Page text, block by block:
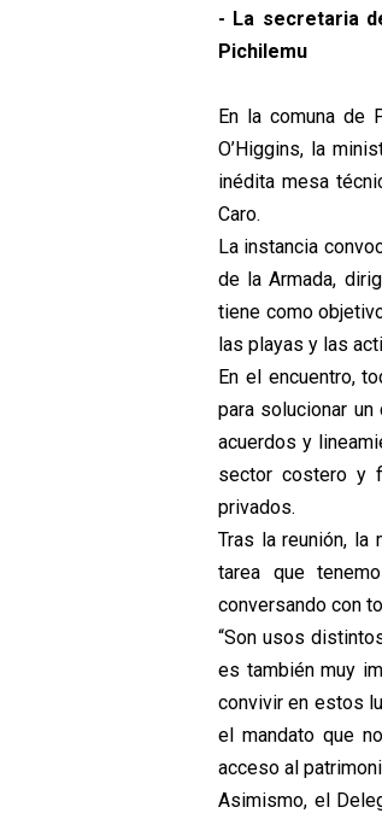
- La secretaria
Pichilemu
En la comuna de
O’Higgins, la
inédita mesa
Caro.
La instancia
de la Armada,
tiene como
las playas y las
En el encuentro,
para solucionar
acuerdos y
sector costero y
privados.
Tras la reunión, la
tarea que
conversando con
“Son usos
es también muy
convivir en estos
el mandato que
acceso al
Asimismo, el